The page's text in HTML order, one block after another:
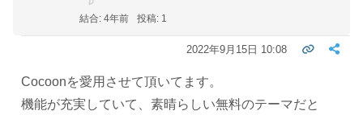
結合: 4年前 投稿: 1
2022年9月15日 10:08
Cocoonを愛用させて頂いてます。
機能が充実していて、素晴らしい無料のテーマだと